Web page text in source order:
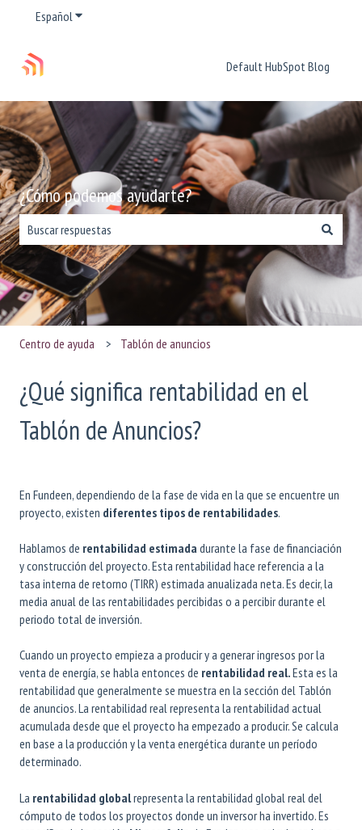
Español Traducciones de Mostrar submenú de
Default HubSpot Blog
¿Cómo podemos ayudarte?
No hay sugerencias porque el campo de búsqueda está vacío.
Centro de ayuda Tablón de anuncios
¿Qué significa rentabilidad en el
Tablón de Anuncios?
En Fundeen, dependiendo de la fase de vida en la que se encuentre un
proyecto, existen diferentes tipos de rentabilidades.
Hablamos de rentabilidad estimada durante la fase de financiación
y construcción del proyecto. Esta rentabilidad hace referencia a la
tasa interna de retorno (TIRR) estimada anualizada neta. Es decir, la
media anual de las rentabilidades percibidas o a percibir durante el
periodo total de inversión.
Cuando un proyecto empieza a producir y a generar ingresos por la
venta de energía, se habla entonces de rentabilidad real.Esta es la
rentabilidad que generalmente se muestra en la sección del Tablón
de anuncios. La rentabilidad real representa la rentabilidad actual
acumulada desde que el proyecto ha empezado a producir. Se calcula
en base a la producción y la venta energética durante un período
determinado.
La rentabilidad globalrepresenta la rentabilidad global real del
cómputo de todos los proyectos donde un inversor ha invertido. Es